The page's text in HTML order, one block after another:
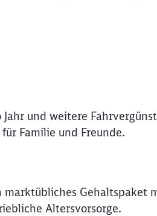
und weitere
Familie und Freunde.
Gehaltspaket
Altersvorsorge.
Sie zuweitergeleitet